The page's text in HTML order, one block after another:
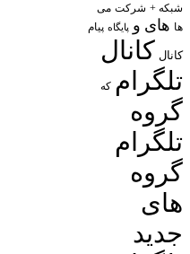
شبکه + شرکت می
ها های و پایگاه پیام
کانال کانال
تلگرام که
گروه
تلگرام
گروه
های
جدید